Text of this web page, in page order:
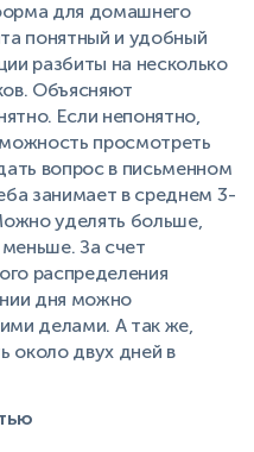
для домашнего
понятный и удобный
разбиты на несколько
Объясняют
Если непонятно,
просмотреть
вопрос в письменном
занимает в среднем 3-
уделять больше,
За счет
распределения
дня можно
делами. А так же,
около двух дней в